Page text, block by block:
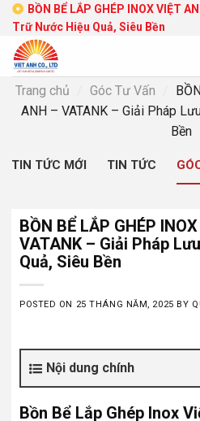
Skip
content
BỒN BỂ LẮP GHÉP INOX VIỆT
Trữ Nước Hiệu Quả, Siêu Bền
Trang chủ Góc Tư Vấn
ANH – VATANK – Giải Pháp
Bền
TIN TỨC MỚI TIN TỨC
BỒN BỂ LẮP GHÉP
VATANK – Giải Pháp
Quả, Siêu Bền
POSTED ON 25 THÁNG NĂM, 2025 BY
Nội dung chính
Bồn Bể Lắp Ghép Inox